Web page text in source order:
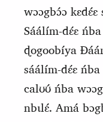
wɔɔgbɔ́ɔ kɛdɛ́ɛ
Sáálím‑dɛ́ɛ
ɖogoobíya
sáálím‑dɛ́ɛ
calʊʊ́ ńba
nbɩlɛ́. Amá